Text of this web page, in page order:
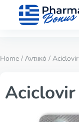
Home / Αντιικό / Aciclovir
Aciclovir